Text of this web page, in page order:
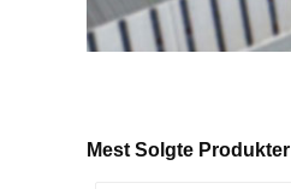
Mest Solgte Produkter